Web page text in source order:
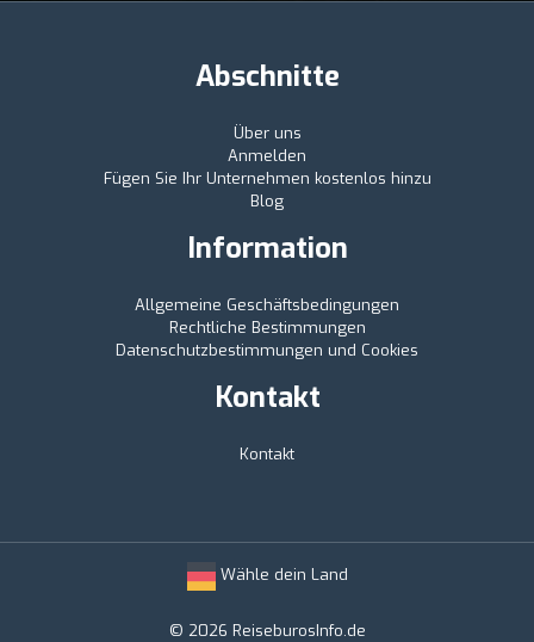
Abschnitte
Über uns
Anmelden
Fügen Sie Ihr Unternehmen kostenlos hinzu
Blog
Information
Allgemeine Geschäftsbedingungen
Rechtliche Bestimmungen
Datenschutzbestimmungen und Cookies
Kontakt
Kontakt
Wähle dein Land
© 2026 ReiseburosInfo.de